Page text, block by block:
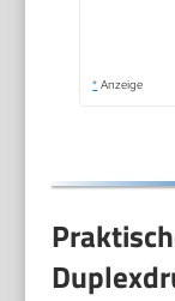
* Anzeige